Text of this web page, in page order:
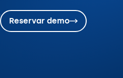
Reservar demo